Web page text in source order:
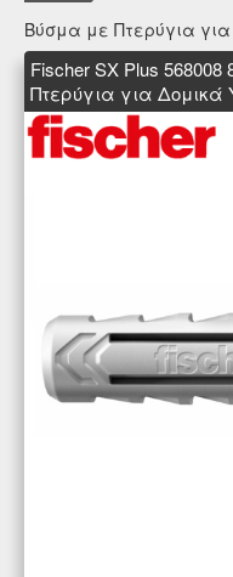
Βύσμα με Πτερύγια
Fischer SX Plus
Πτερύγια για Δομικά